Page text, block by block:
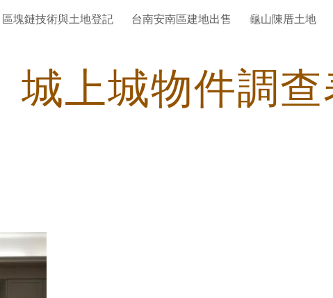
Skip to main content Skip to
區塊鏈技術與土地登記 台南安南區建地出售 龜山陳厝土地
城上城物件調查